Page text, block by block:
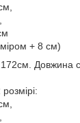
+ 8 см)
Довжина